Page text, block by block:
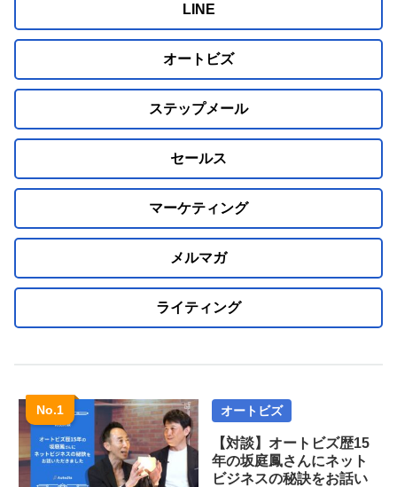
LINE
オートビズ
ステップメール
セールス
マーケティング
メルマガ
ライティング
オートビズ
【対談】オートビズ歴15
年の坂庭鳳さんにネット
ビジネスの秘訣をお話い